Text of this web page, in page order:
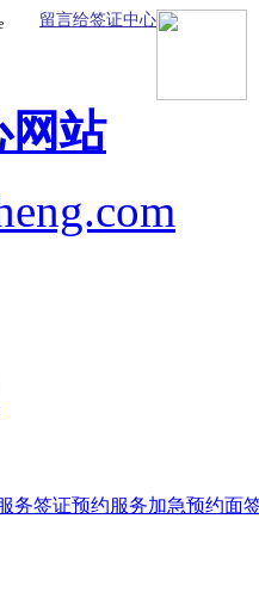
留言给签证中心
网站
务签证预约服务加急预约面